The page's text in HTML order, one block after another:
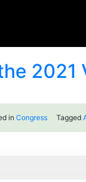
2021
in Congress Tagged